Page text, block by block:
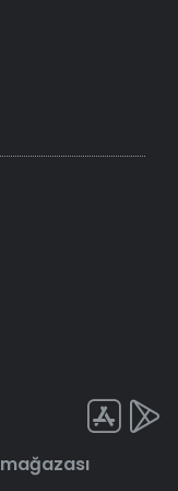
mağazası